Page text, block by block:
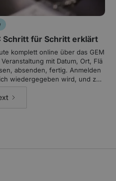
Schritt für Schritt erklärt
komplett online über das GEM
mit Datum, Ort, Flä
absenden, fertig. Anmelden
wiedergegeben wird, und zw
stehen, auf jeden Fall vor de
Nachlizenzierung auf Schätzb